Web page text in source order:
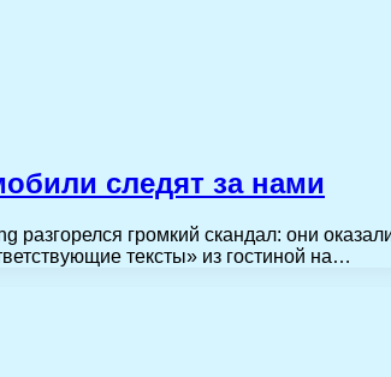
следят за нами
разгорелся громкий скандал: они
тексты» из гостиной на…